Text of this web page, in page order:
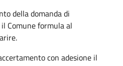
della domanda di
Comune formula al
con adesione il